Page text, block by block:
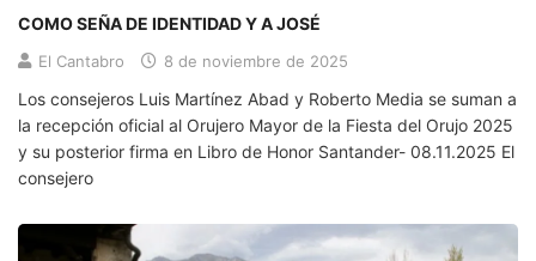
COMO SEÑA DE IDENTIDAD Y A JOSÉ
El Cantabro 8 de noviembre de 2025
Los consejeros Luis Martínez Abad y Roberto Media se suman a
la recepción oficial al Orujero Mayor de la Fiesta del Orujo 2025
y su posterior firma en Libro de Honor Santander- 08.11.2025 El
consejero